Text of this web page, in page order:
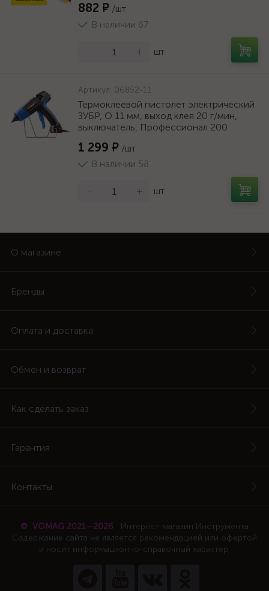
882 ₽ /шт
В наличии 67
+ шт
Артикул: 06852-11
Термоклеевой пистолет электрический
ЗУБР, O 11 мм, выход клея 20 г/мин,
выключатель, Профессионал 200
1 299 ₽ /шт
В наличии 58
+ шт
О магазине
Бренды
Оплата и доставка
Обмен и возврат
Как сделать заказ
Гарантия
Контакты
© VOMAG 2021—2026
Интернет-магазин Инструмента
Содержание сайта не является рекомендацией или офертой
и носит информационно-справочный характер.